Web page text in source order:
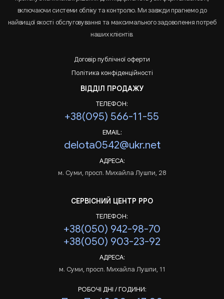
включаючи системи обліку та контролю. Ми завжди прагнемо до
найвищої якості обслуговування та максимального задоволення потреб
наших клієнтів.
Договір публічної оферти
Політика конфіденційності
ВІДДІЛ ПРОДАЖУ
ТЕЛЕФОН:
+38(095) 566-11-55
EMAIL:
delota0542@ukr.net
АДРЕСА:
м. Суми, просп. Михайла Лушпи, 28
СЕРВІСНИЙ ЦЕНТР РРО
ТЕЛЕФОН:
+38(050) 942-98-70
+38(050) 903-23-92
АДРЕСА:
м. Суми, просп. Михайла Лушпи, 11
РОБОЧІ ДНІ / ГОДИНИ: